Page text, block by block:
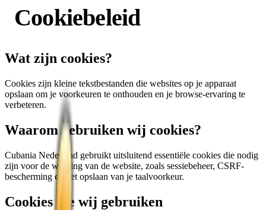
Cookiebeleid
Wat zijn cookies?
Cookies zijn kleine tekstbestanden die websites op je apparaat
opslaan om je voorkeuren te onthouden en je browse-ervaring te
verbeteren.
Waarom gebruiken wij cookies?
Cubania Nederland gebruikt uitsluitend essentiële cookies die nodig
zijn voor de werking van de website, zoals sessiebeheer, CSRF-
bescherming en het opslaan van je taalvoorkeur.
Cookies die wij gebruiken